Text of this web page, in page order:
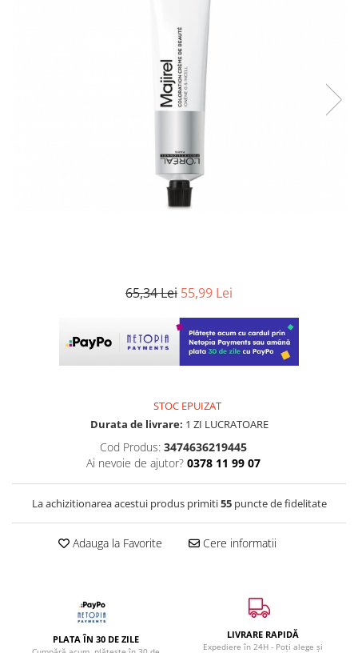
65,34 Lei 55,99 Lei
STOC EPUIZAT
Durata de livrare: 1 ZI LUCRATOARE
Cod Produs: 3474636219445
Ai nevoie de ajutor? 0378 11 99 07
La achizitionarea acestui produs primiti55puncte de fidelitate
Adauga la Favorite Cere informatii
PLATA ÎN 30 DE ZILE LIVRARE RAPIDĂ
Expediere în 24H - Poți alege și